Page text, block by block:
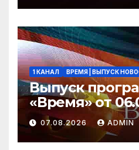
1 КАНАЛ ВРЕМЯ | ВЫПУСК
Выпуск
«Время» от
07.08.2026 ADMIN